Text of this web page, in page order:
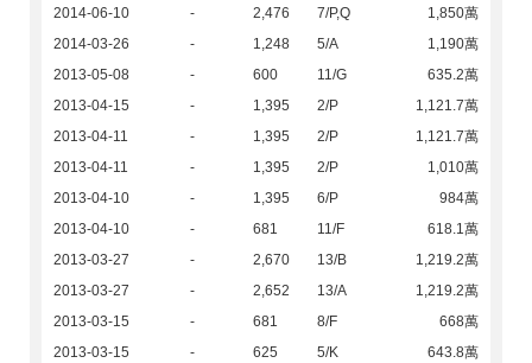
2014-06-10
- 2,476 7/P,Q
1,850萬
2014-03-26
- 1,248 5/A
1,190萬
2013-05-08
- 600 11/G
635.2萬
2013-04-15
- 1,395 2/P
1,121.7萬
2013-04-11
- 1,395 2/P
1,121.7萬
2013-04-11
- 1,395 2/P
1,010萬
2013-04-10
- 1,395 6/P
984萬
2013-04-10
- 681 11/F
618.1萬
2013-03-27
- 2,670 13/B
1,219.2萬
2013-03-27
- 2,652 13/A
1,219.2萬
2013-03-15
- 681 8/F
668萬
2013-03-15
- 625 5/K
643.8萬